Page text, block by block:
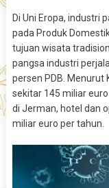
Di Uni Eropa, industri
pada Produk
tujuan wisata
pangsa industri
persen PDB. Menurut
sekitar 145 miliar
di Jerman, hotel dan
miliar euro per tahun.